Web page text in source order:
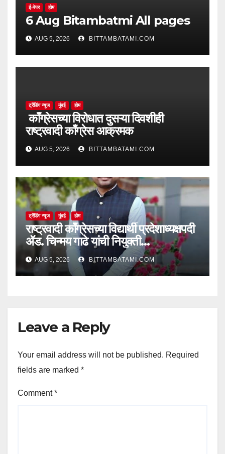
ई-पेपर होम
6 Aug Bitambatmi All pages
AUG 5, 2026 BITTAMBATAMI.COM
ट्रेंडिंग न्यूज मुंबई होम
काँग्रेसच्या विरोधात दुसऱ्या दिवशीही
राष्ट्रवादी काँग्रेस आक्रमक
AUG 5, 2026 BITTAMBATAMI.COM
ट्रेंडिंग न्यूज मुंबई होम
राष्ट्रवादी काँग्रेसच्या विद्यार्थी प्रदेशाध्यक्षपदी
ॲड. चिन्मय गाढे यांची नियुक्ती…
AUG 5, 2026 BITTAMBATAMI.COM
Leave a Reply
Your email address will not be published. Required
fields are marked *
Comment*